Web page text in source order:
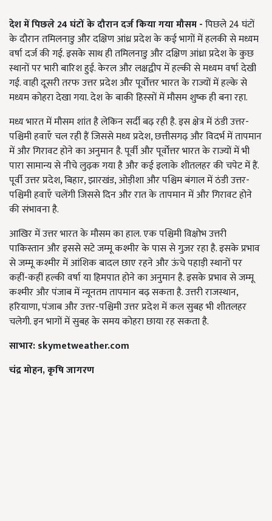
देश में पिछले24घंटों के दौरान दर्ज किया गया मौसम-पिछले 24 घंटों
के दौरान तमिलनाडु और दक्षिण आंध्र प्रदेश के कई भागों में हलकी से मध्यम
वर्षा दर्ज की गई. इसके साथ ही तमिलनाडु और दक्षिण आंध्रा प्रदेश के कुछ
स्थानों पर भारी बारिश हुई. केरल और लक्षद्वीप में हल्की से मध्यम वर्षा देखी
गई. वाही दूसरी तरफ उत्तर प्रदेश और पूर्वोत्तर भारत के राज्यों में हल्के से
मध्यम कोहरा देखा गया. देश के बाकी हिस्सों में मौसम शुष्क ही बना रहा.
मध्य भारत में मौसम शांत है लेकिन सर्दी बढ़ रही है. इस क्षेत्र में ठंडी उत्तर-
पश्चिमी हवाएँ चल रही हैं जिससे मध्य प्रदेश, छत्तीसगढ़ और विदर्भ में तापमान
में और गिरावट होने का अनुमान है. पूर्वी और पूर्वोत्तर भारत के राज्यों में भी
पारा सामान्य से नीचे लुढ़क गया है और कई इलाके शीतलहर की चपेट में हैं.
पूर्वी उत्तर प्रदेश, बिहार, झारखंड, ओड़ीशा और पश्चिम बंगाल में ठंडी उत्तर-
पश्चिमी हवाएँ चलेंगी जिससे दिन और रात के तापमान में और गिरावट होने
की संभावना है.
आखिर में उत्तर भारत के मौसम का हाल. एक पश्चिमी विक्षोभ उत्तरी
पाकिस्तान और इससे सटे जम्मू कश्मीर के पास से गुज़र रहा है. इसके प्रभाव
से जम्मू कश्मीर में आंशिक बादल छाए रहने और ऊंचे पहाड़ी स्थानों पर
कहीं-कहीं हल्की वर्षा या हिमपात होने का अनुमान है. इसके प्रभाव से जम्मू
कश्मीर और पंजाब में न्यूनतम तापमान बढ़ सकता है. उत्तरी राजस्थान,
हरियाणा, पंजाब और उत्तर-पश्चिमी उत्तर प्रदेश में कल सुबह भी शीतलहर
चलेगी. इन भागों में सुबह के समय कोहरा छाया रह सकता है.
साभार: skymetweather.com
चंद्रमोहन, कृषिजागरण